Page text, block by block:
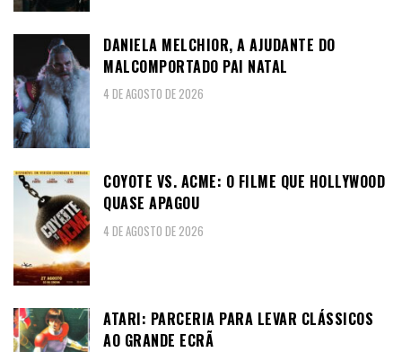
DANIELA MELCHIOR, A AJUDANTE DO
MALCOMPORTADO PAI NATAL
4 DE AGOSTO DE 2026
COYOTE VS. ACME: O FILME QUE HOLLYWOOD
QUASE APAGOU
4 DE AGOSTO DE 2026
ATARI: PARCERIA PARA LEVAR CLÁSSICOS
AO GRANDE ECRÃ